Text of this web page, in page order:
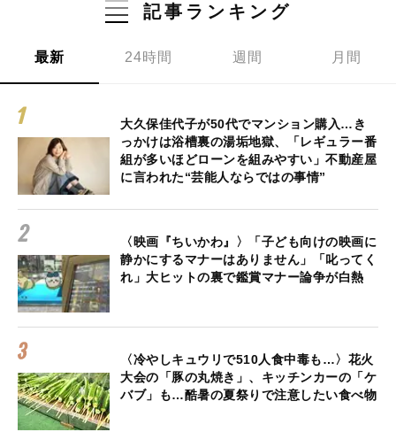
記事ランキング
最新 24時間 週間 月間
大久保佳代子が50代でマンション購入…き
っかけは浴槽裏の湯垢地獄、「レギュラー番
組が多いほどローンを組みやすい」不動産屋
に言われた“芸能人ならではの事情”
〈映画『ちいかわ』〉「子ども向けの映画に
静かにするマナーはありません」「叱ってく
れ」大ヒットの裏で鑑賞マナー論争が白熱
〈冷やしキュウリで510人食中毒も…〉花火
大会の「豚の丸焼き」、キッチンカーの「ケ
バブ」も…酷暑の夏祭りで注意したい食べ物